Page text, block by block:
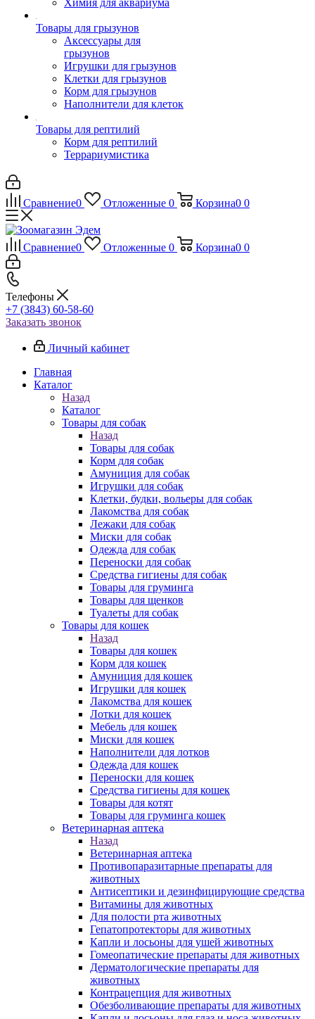
Химия для аквариума
Товары для грызунов
Аксессуары для
грызунов
Игрушки для грызунов
Клетки для грызунов
Корм для грызунов
Наполнители для клеток
Товары для рептилий
Корм для рептилий
Террариумистика
Сравнение0 Отложенные 0 Корзина0 0
Сравнение0 Отложенные 0 Корзина0 0
Телефоны
+7 (3843) 60-58-60
Заказать звонок
Личный кабинет
Главная
Каталог
Назад
Каталог
Товары для собак
Назад
Товары для собак
Корм для собак
Амуниция для собак
Игрушки для собак
Клетки, будки, вольеры для собак
Лакомства для собак
Лежаки для собак
Миски для собак
Одежда для собак
Переноски для собак
Средства гигиены для собак
Товары для груминга
Товары для щенков
Туалеты для собак
Товары для кошек
Назад
Товары для кошек
Корм для кошек
Амуниция для кошек
Игрушки для кошек
Лакомства для кошек
Лотки для кошек
Мебель для кошек
Миски для кошек
Наполнители для лотков
Одежда для кошек
Переноски для кошек
Средства гигиены для кошек
Товары для котят
Товары для груминга кошек
Ветеринарная аптека
Назад
Ветеринарная аптека
Противопаразитарные препараты для
животных
Антисептики и дезинфицирующие средства
Витамины для животных
Для полости рта животных
Гепатопротекторы для животных
Капли и лосьоны для ушей животных
Гомеопатические препараты для животных
Дерматологические препараты для
животных
Контрацепция для животных
Обезболивающие препараты для животных